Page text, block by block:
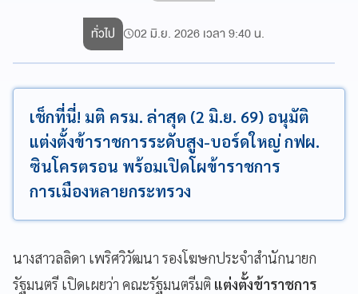
ทั่วไป 02 มิ.ย. 2026 เวลา 9:40 น.
เช็กที่นี่! มติ ครม. ล่าสุด (2 มิ.ย. 69) อนุมัติ
แต่งตั้งข้าราชการระดับสูง-บอร์ดใหญ่ กฟผ.
ซินโครตรอน พร้อมเปิดโผข้าราชการ
การเมืองหลายกระทรวง
นางสาวลลิดา เพริศวิวัฒนา รองโฆษกประจำสำนักนายก
รัฐมนตรี เปิดเผยว่า คณะรัฐมนตรีมติ แต่งตั้งข้าราชการ